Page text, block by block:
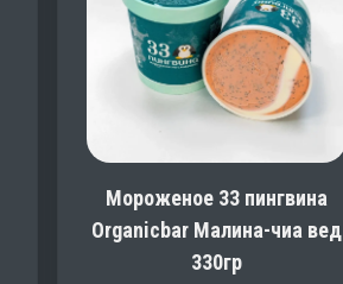
Мороженое 33 пингвина
Organicbar Малина-чиа вед
330гр